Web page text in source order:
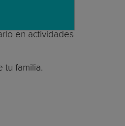
en actividades
tu familia.